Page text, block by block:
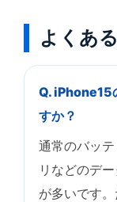
よくあ
Q. iPhone15
すか？
通常のバッ
リなどのデ
が多いです